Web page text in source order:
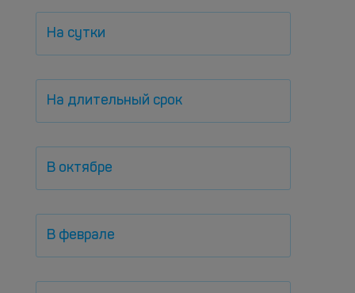
На сутки
На длительный срок
В октябре
В феврале